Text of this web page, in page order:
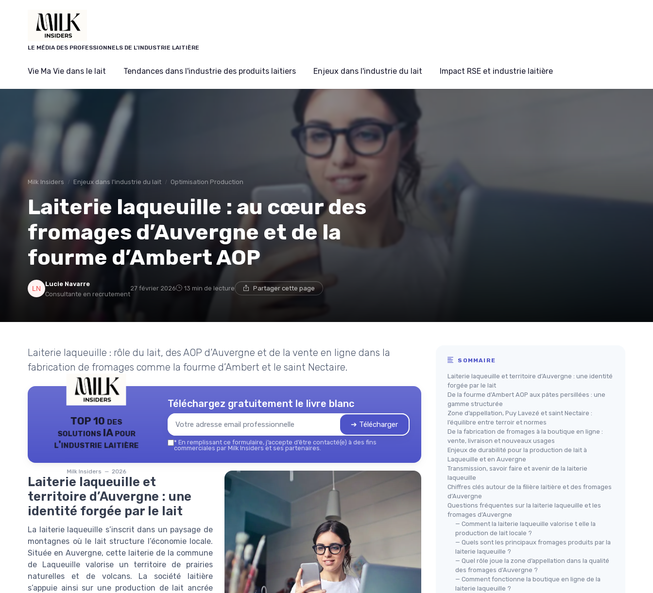
LE MÉDIA DES PROFESSIONNELS DE L'INDUSTRIE LAITIÈRE
Vie Ma Vie dans le lait Tendances dans l'industrie des produits laitiers Enjeux dans l'industrie du lait Impact RSE et industrie laitière
Milk Insiders Enjeux dans l'industrie du lait Optimisation Production
Laiterie laqueuille : au cœur des
fromages d’Auvergne et de la
fourme d’Ambert AOP
Lucie Navarre
Consultante en recrutement
27 février 2026 13 min de lecture Partager cette page
Laiterie laqueuille : rôle du lait, des AOP d’Auvergne et de la vente en ligne dans la
fabrication de fromages comme la fourme d’Ambert et le saint Nectaire.
TOP 10 des
solutions IA pour
l'industrie laitière
Milk Insiders — 2026
Téléchargez gratuitement le livre blanc
➔ Télécharger
* En remplissant ce formulaire, j’accepte d’être contacté(e) à des fins
commerciales par Milk Insiders et ses partenaires.
Laiterie laqueuille et
territoire d’Auvergne : une
identité forgée par le lait
La laiterie laqueuille s’inscrit dans un paysage de
montagnes où le lait structure l’économie locale.
Située en Auvergne, cette laiterie de la commune
de Laqueuille valorise un territoire de prairies
naturelles et de volcans. La société laitière
s’appuie ainsi sur une production de lait ancrée
SOMMAIRE
Laiterie laqueuille et territoire d’Auvergne : une identité
forgée par le lait
De la fourme d’Ambert AOP aux pâtes persillées : une
gamme structurée
Zone d’appellation, Puy Lavezé et saint Nectaire :
l’équilibre entre terroir et normes
De la fabrication de fromages à la boutique en ligne :
vente, livraison et nouveaux usages
Enjeux de durabilité pour la production de lait à
Laqueuille et en Auvergne
Transmission, savoir faire et avenir de la laiterie
laqueuille
Chiffres clés autour de la filière laitière et des fromages
d’Auvergne
Questions fréquentes sur la laiterie laqueuille et les
fromages d’Auvergne
— Comment la laiterie laqueuille valorise t elle la
production de lait locale ?
— Quels sont les principaux fromages produits par la
laiterie laqueuille ?
— Quel rôle joue la zone d’appellation dans la qualité
des fromages d’Auvergne ?
— Comment fonctionne la boutique en ligne de la
laiterie laqueuille ?